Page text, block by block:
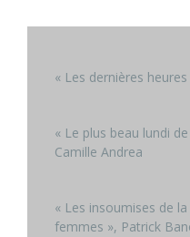
« Les dernières
« Le plus beau lundi
Camille Andrea
« Les insoumises de
femmes », Patrick